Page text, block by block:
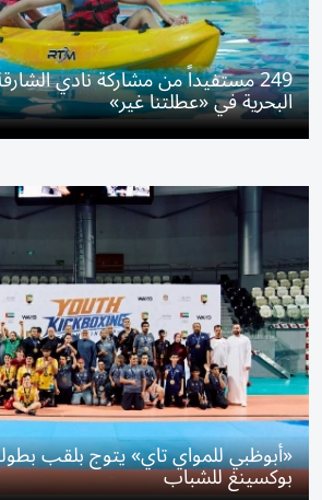
249 مستفيداً من مشاركة نادي
البحرية في «عطلتنا غير»
«أبوظبي للمواي تاي» يتوج بلقب
بوكسينغ للشباب